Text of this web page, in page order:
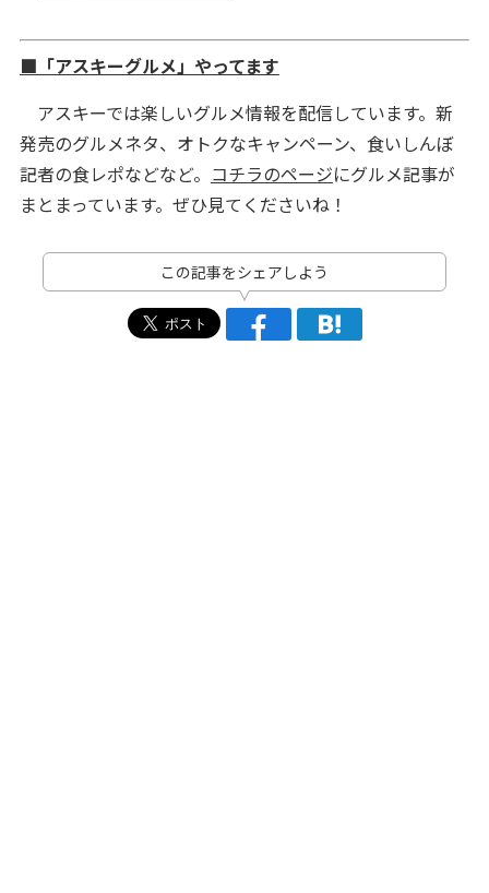
■「アスキーグルメ」やってます
アスキーでは楽しいグルメ情報を配信しています。新
発売のグルメネタ、オトクなキャンペーン、食いしんぼ
記者の食レポなどなど。 コチラのページにグルメ記事が
まとまっています。ぜひ見てくださいね！
この記事をシェアしよう